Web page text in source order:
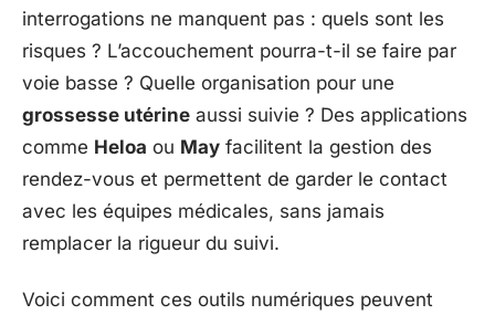
interrogations ne manquent pas : quels sont les
risques ? L’accouchement pourra-t-il se faire par
voie basse ? Quelle organisation pour une
grossesse utérine aussi suivie ? Des applications
comme Heloa ou May facilitent la gestion des
rendez-vous et permettent de garder le contact
avec les équipes médicales, sans jamais
remplacer la rigueur du suivi.
Voici comment ces outils numériques peuvent